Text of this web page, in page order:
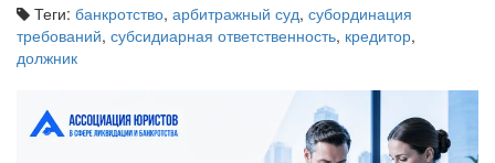
Теги: банкротство, арбитражный суд, субординация
требований, субсидиарная ответственность, кредитор,
должник